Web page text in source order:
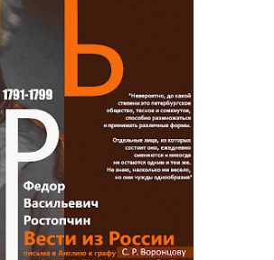
Ростопчин.
Англию к графу С. Р.
Воронцову